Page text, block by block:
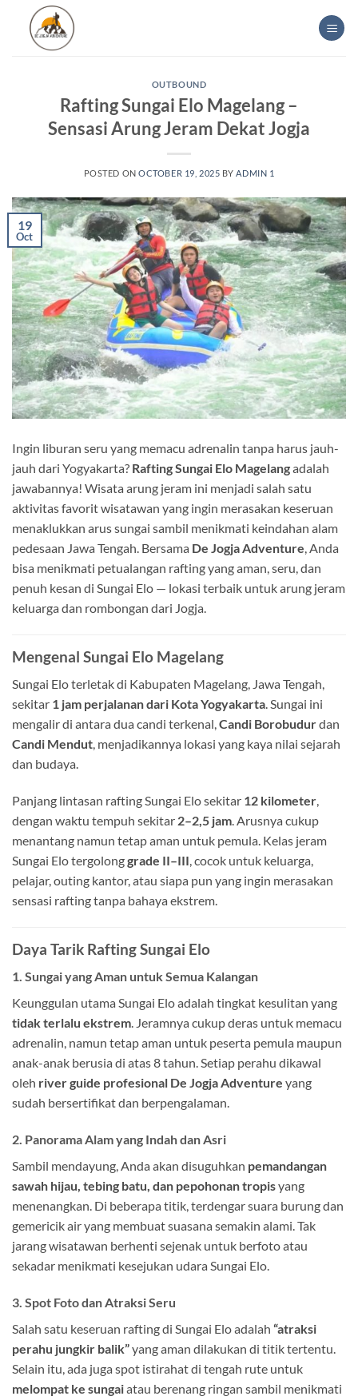
content
OUTBOUND
Rafting Sungai Elo Magelang –
Sensasi Arung Jeram Dekat Jogja
POSTED ONOCTOBER 19, 2025 BY ADMIN 1
19
Oct
Ingin liburan seru yang memacu adrenalin tanpa harus jauh-
jauh dari Yogyakarta? Rafting Sungai Elo Magelangadalah
jawabannya! Wisata arung jeram ini menjadi salah satu
aktivitas favorit wisatawan yang ingin merasakan keseruan
menaklukkan arus sungai sambil menikmati keindahan alam
pedesaan Jawa Tengah. Bersama De Jogja Adventure, Anda
bisa menikmati petualangan rafting yang aman, seru, dan
penuh kesan di Sungai Elo — lokasi terbaik untuk arung jeram
keluarga dan rombongan dari Jogja.
Mengenal Sungai Elo Magelang
Sungai Elo terletak di Kabupaten Magelang, Jawa Tengah,
sekitar 1 jam perjalanan dari Kota Yogyakarta. Sungai ini
mengalir di antara dua candi terkenal,Candi Borobudurdan
Candi Mendut, menjadikannya lokasi yang kaya nilai sejarah
dan budaya.
Panjang lintasan rafting Sungai Elo sekitar 12 kilometer,
dengan waktu tempuh sekitar 2–2,5 jam. Arusnya cukup
menantang namun tetap aman untuk pemula. Kelas jeram
Sungai Elo tergolonggrade II–III, cocok untuk keluarga,
pelajar, outing kantor, atau siapa pun yang ingin merasakan
sensasi rafting tanpa bahaya ekstrem.
Daya Tarik Rafting Sungai Elo
1. Sungai yang Aman untuk Semua Kalangan
Keunggulan utama Sungai Elo adalah tingkat kesulitan yang
tidak terlalu ekstrem. Jeramnya cukup deras untuk memacu
adrenalin, namun tetap aman untuk peserta pemula maupun
anak-anak berusia di atas 8 tahun. Setiap perahu dikawal
oleh river guide profesional De Jogja Adventure yang
sudah bersertifikat dan berpengalaman.
2. Panorama Alam yang Indah dan Asri
Sambil mendayung, Anda akan disuguhkan pemandangan
sawah hijau, tebing batu, dan pepohonan tropisyang
menenangkan. Di beberapa titik, terdengar suara burung dan
gemericik air yang membuat suasana semakin alami. Tak
jarang wisatawan berhenti sejenak untuk berfoto atau
sekadar menikmati kesejukan udara Sungai Elo.
3. Spot Foto dan Atraksi Seru
Salah satu keseruan rafting di Sungai Elo adalah “atraksi
perahu jungkir balik”yang aman dilakukan di titik tertentu.
Selain itu, ada juga spot istirahat di tengah rute untuk
melompat ke sungaiatau berenang ringan sambil menikmati